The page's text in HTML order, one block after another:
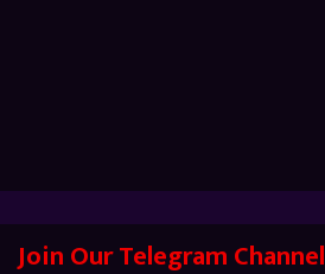
Join Our Telegram Channel